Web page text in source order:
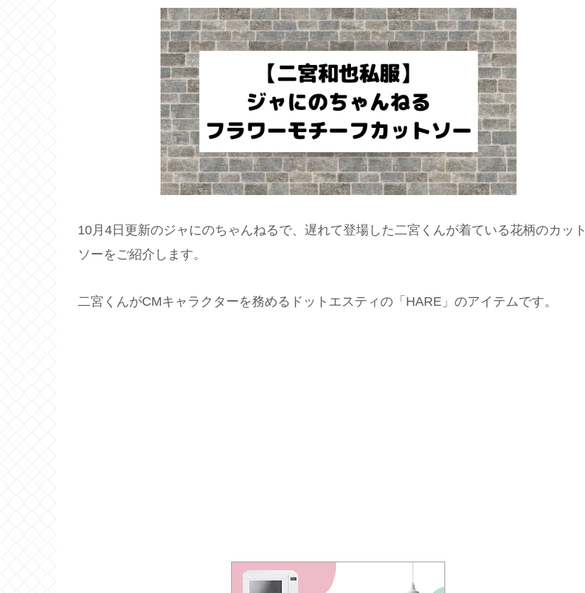
10月4日更新のジャにのちゃんねるで、遅れて登場した二宮くんが着ている花柄のカット
ソーをご紹介します。
二宮くんがCMキャラクターを務めるドットエスティの「HARE」のアイテムです。